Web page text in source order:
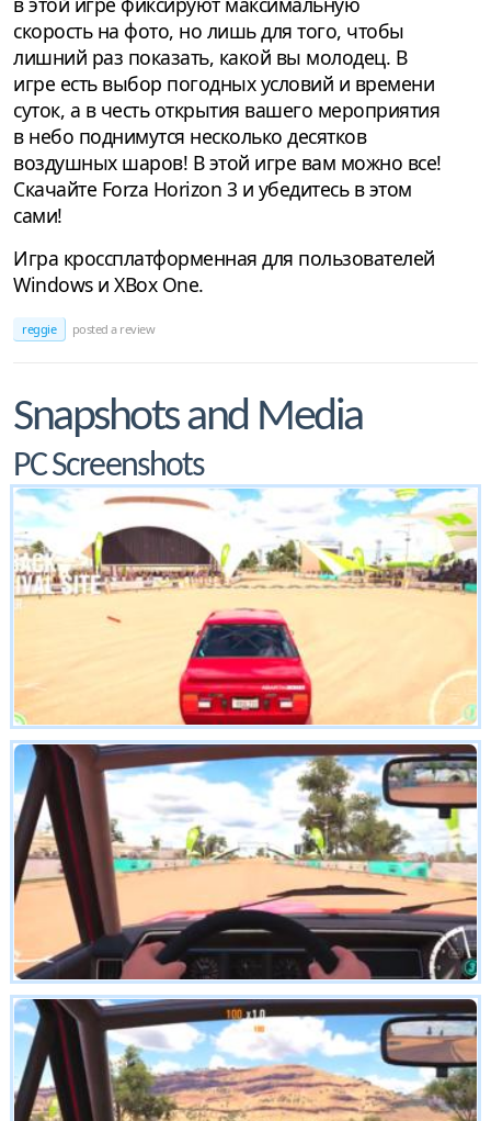
скорость на фото, но лишь для того, чтобы
лишний раз показать, какой вы молодец. В
игре есть выбор погодных условий и времени
суток, а в честь открытия вашего мероприятия
в небо поднимутся несколько десятков
воздушных шаров! В этой игре вам можно все!
Скачайте Forza Horizon 3 и убедитесь в этом
сами!
Игра кроссплатформенная для пользователей
Windows и XBox One.
reggie posted a review
Snapshots and Media
PC Screenshots